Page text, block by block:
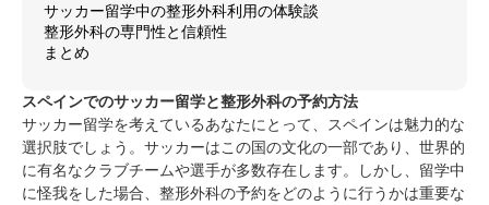
サッカー留学中の整形外科利用の体験談
整形外科の専門性と信頼性
まとめ
スペインでのサッカー留学と整形外科の予約方法
サッカー留学を考えているあなたにとって、スペインは魅力的な
選択肢でしょう。サッカーはこの国の文化の一部であり、世界的
に有名なクラブチームや選手が多数存在します。しかし、留学中
に怪我をした場合、整形外科の予約をどのように行うかは重要な